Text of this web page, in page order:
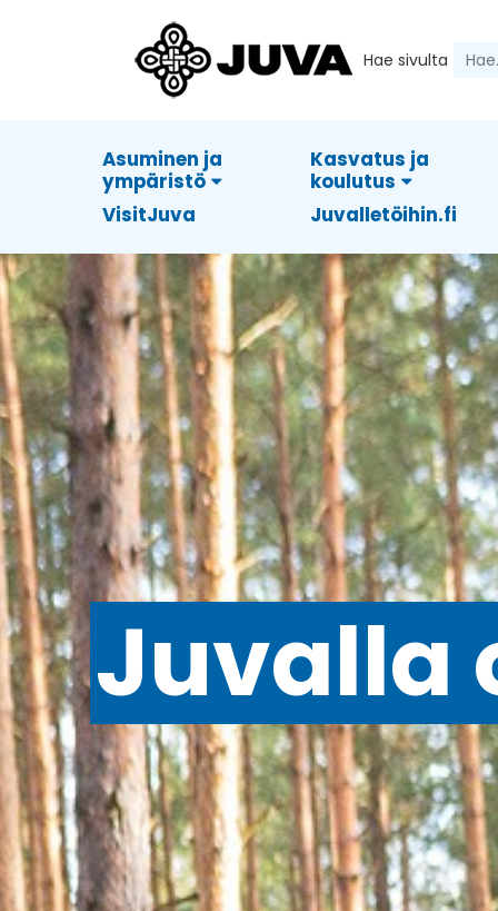
Hae sivulta
Asuminen ja
ympäristö
Kasvatus ja
koulutus
VisitJuva
Juvalletöihin.fi
Juvalla